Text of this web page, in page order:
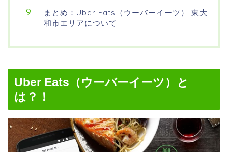
まとめ：Uber Eats（ウーバーイーツ） 東大
和市エリアについて
Uber Eats（ウーバーイーツ）と
は？！